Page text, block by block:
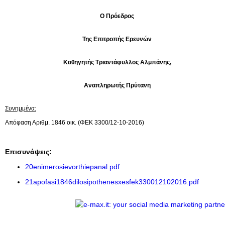
O Πρόεδρος
Της Επιτροπής Ερευνών
Καθηγητής Τριαντάφυλλος Αλμπάνης,
Αναπληρωτής Πρύτανη
Συνημμένα:
Απόφαση Αριθμ. 1846 οικ. (ΦΕΚ 3300/12-10-2016)
Επισυνάψεις:
20enimerosievorthiepanal.pdf
21apofasi1846dilosipothenesxesfek330012102016.pdf